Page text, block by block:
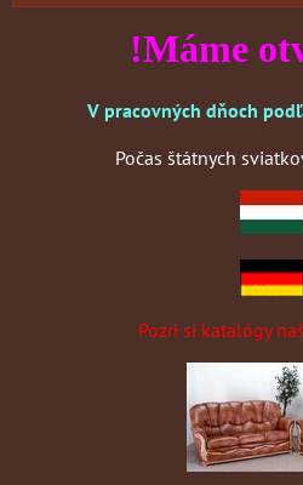
!Máme
V pracovných dňoch
Počas štátnych
Pozri si katalógy